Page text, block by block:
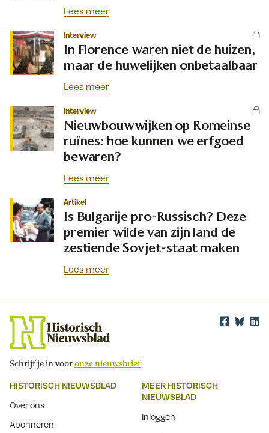
Lees meer
Interview
In Florence waren niet de huizen,
maar de huwelijken onbetaalbaar
Lees meer
Interview
Nieuwbouwwijken op Romeinse
ruïnes: hoe kunnen we erfgoed
bewaren?
Lees meer
Artikel
Is Bulgarije pro-Russisch? Deze
premier wilde van zijn land de
zestiende Sovjet-staat maken
Lees meer
Schrijf je in vooronze nieuwsbrief
HISTORISCH NIEUWSBLAD
Over ons
Abonneren
MEER HISTORISCH
NIEUWSBLAD
Inloggen